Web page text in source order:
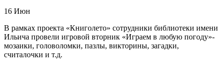
16 Июн
В рамках проекта «Книголето» сотрудники библиотеки имени
Ильича провели игровой вторник «Играем в любую погоду»-
мозаики, головоломки, пазлы, викторины, загадки,
считалочки и т.д.